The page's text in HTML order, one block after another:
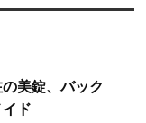
美錠、バック
ド